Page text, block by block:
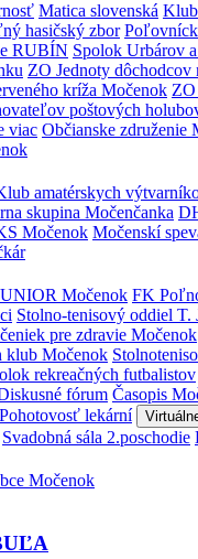
Matica slovenská
hasičský zbor
RUBÍN Spolok Urbárov
ZO Jednoty dôchodcov
kríža Močenok
poštových
viac Občianske združenie
amatérskych
skupina Močenčanka
Močenok Močenskí
Močenok FK
Stolno-tenisový oddiel T.
pre zdravie Močenok
klub Močenok
rekreačných futbalistov
fórum Časopis
Pohotovosť lekární
Svadobná sála 2.poschodie
Močenok